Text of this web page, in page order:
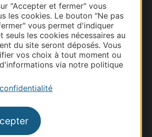
"Accepter et fermer" vous
les cookies. Le bouton "Ne pas
vous permet d'indiquer
seuls les cookies nécessaires au
du site seront déposés. Vous
vos choix à tout moment ou
via notre politique